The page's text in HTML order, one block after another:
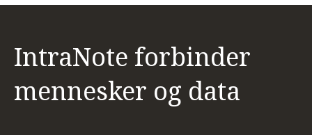
IntraNote forbinder
mennesker og data